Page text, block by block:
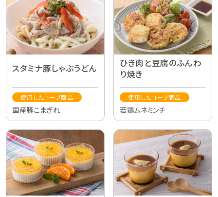
スタミナ豚しゃぶうどん
使用したコープ商品
国産豚こまぎれ
ひき肉と豆腐のふんわ
り焼き
使用したコープ商品
若鶏ムネミンチ